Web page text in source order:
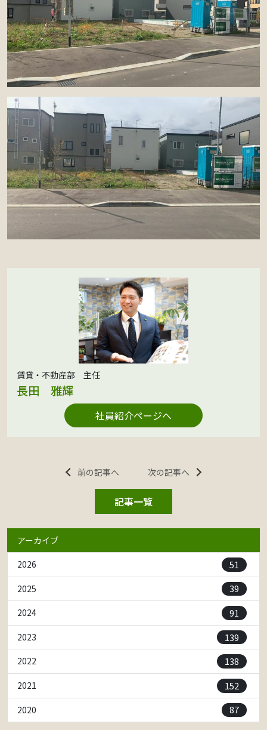
賃貸・不動産部 主任
長田 雅輝
社員紹介ページへ
前の記事へ 次の記事へ
記事一覧
アーカイブ
2026
51
2025 39
2024 91
2023 139
2022 138
2021 152
2020 87